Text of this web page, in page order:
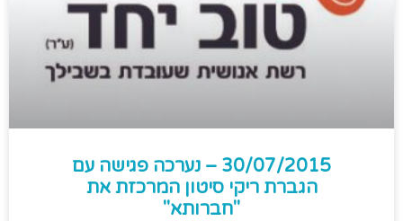
30/07/2015 – נערכה פגישה עם
הגברת ריקי סיטון המרכזת את
"חברותא"